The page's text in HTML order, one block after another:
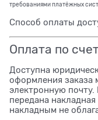
требованиями платёжных
Способ оплаты
Оплата по
Доступна
оформления заказа
электронную почту.
передана
накладным не